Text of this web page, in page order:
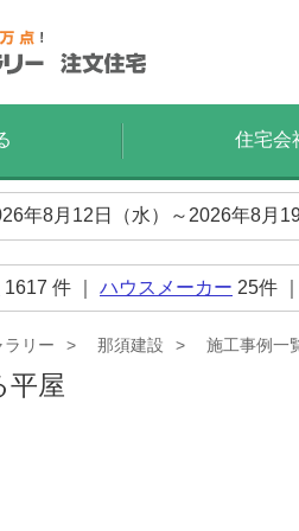
住宅会
年8月12日（水）～2026年8月
1617 件 ｜ ハウスメーカー 25件
リー 那須建設 施工事例一
平屋